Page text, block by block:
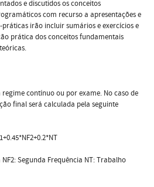
e discutidos os conceitos
com recurso a apresentações e
irão incluir sumários e exercícios e
prática dos conceitos fundamentais
contínuo ou por exame. No caso de
final será calculada pela seguinte
Segunda Frequência NT: Trabalho